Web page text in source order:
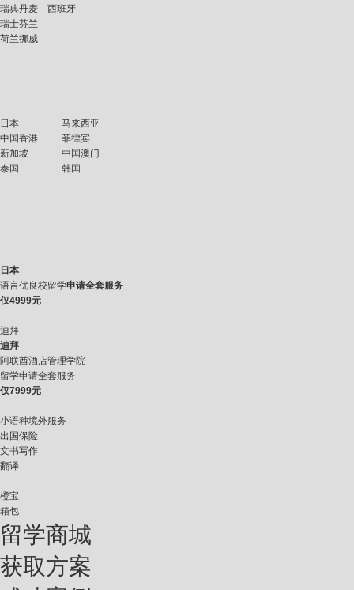
瑞典丹麦
西班牙
瑞士芬兰
荷兰挪威
日本
马来西亚
中国香港
菲律宾
新加坡
中国澳门
泰国
韩国
日本
语言优良校留学申请全套服务
仅4999元
迪拜
迪拜
阿联酋酒店管理学院
留学申请全套服务
仅7999元
小语种境外服务
出国保险
文书写作
翻译
橙宝
箱包
留学商城
获取方案